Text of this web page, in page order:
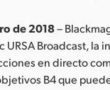
de 2018–
Broadcast, la
en directo
B4 que